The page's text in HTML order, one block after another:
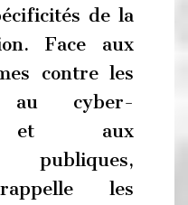
de la
Face aux
contre les
au cyber-
et aux
publiques,
les